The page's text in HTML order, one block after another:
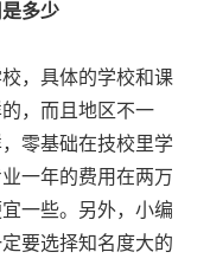
多少
，具体的学校和课
，而且地区不一
零基础在技校里学
一年的费用在两万
一些。另外，小编
要选择知名度大的